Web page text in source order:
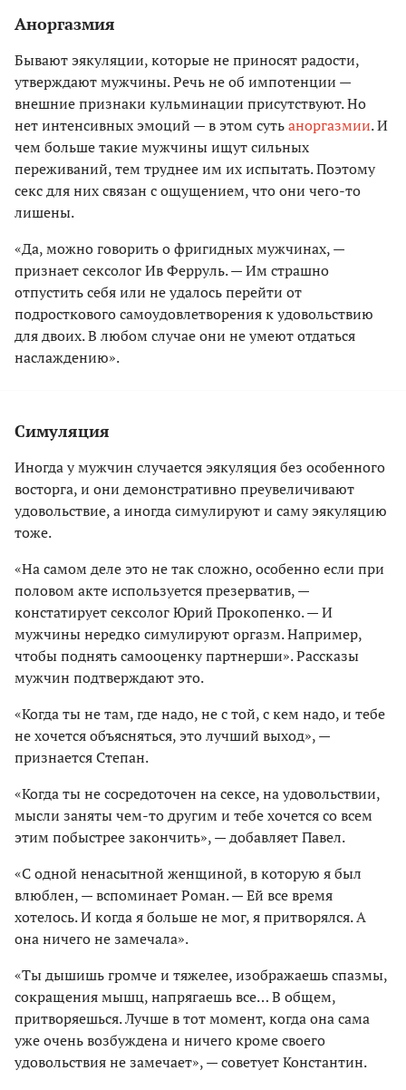
Аноргазмия
Бывают эякуляции, которые не приносят радости,
утверждают мужчины. Речь не об импотенции —
внешние признаки кульминации присутствуют. Но
нет интенсивных эмоций — в этом сутьаноргазмии. И
чем больше такие мужчины ищут сильных
переживаний, тем труднее им их испытать. Поэтому
секс для них связан с ощущением, что они чего-то
лишены.
«Да, можно говорить о фригидных мужчинах, —
признает сексолог Ив Ферруль. — Им страшно
отпустить себя или не удалось перейти от
подросткового само­удовлетворения к удовольствию
для двоих. В любом случае они не умеют отдаться
наслаждению».
Симуляция
Иногда у мужчин случается эякуляция без особенного
восторга, и они демонстративно преувеличивают
удовольствие, а иногда симулируют и саму эякуляцию
тоже.
«На самом деле это не так сложно, особенно если при
половом акте используется презерватив, —
констатирует сексолог Юрий Прокопенко. — И
мужчины нередко симулируют оргазм. Например,
чтобы поднять самооценку партнерши». Рассказы
мужчин подтверждают это.
«Когда ты не там, где надо, не с той, с кем надо, и тебе
не хочется объясняться, это лучший выход», —
признается Степан.
«Когда ты не сосредоточен на сексе, на удовольствии,
мысли заняты чем-то другим и тебе хочется со всем
этим побыстрее закончить», — добавляет Павел.
«С одной ненасытной женщиной, в которую я был
влюблен, — вспоминает Роман. — Ей все время
хотелось. И когда я больше не мог, я притворялся. А
она ничего не замечала».
«Ты дышишь громче и тяжелее, изображаешь спазмы,
сокращения мышц, напрягаешь все… В общем,
притворяешься. Лучше в тот момент, когда она сама
уже очень возбуждена и ничего кроме своего
удовольствия не замечает», — советует Константин.